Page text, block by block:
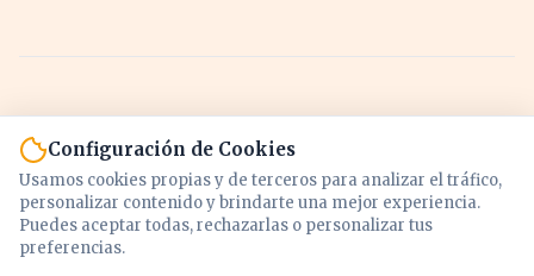
Configuración de Cookies
Usamos cookies propias y de terceros para analizar el tráfico,
personalizar contenido y brindarte una mejor experiencia.
Puedes aceptar todas, rechazarlas o personalizar tus
preferencias.